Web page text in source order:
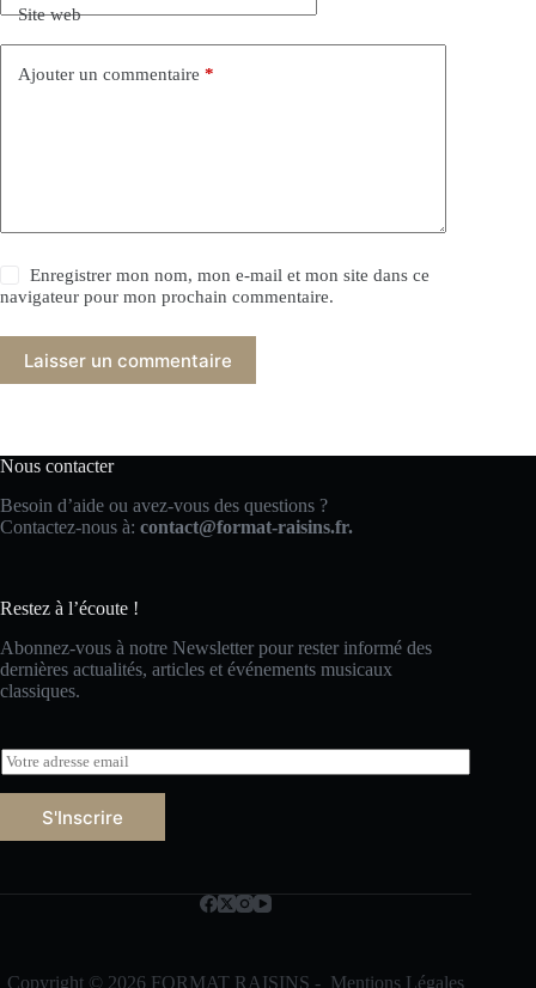
Site web
Ajouter un commentaire *
Enregistrer mon nom, mon e-mail et mon site dans ce
navigateur pour mon prochain commentaire.
Laisser un commentaire
Nous contacter
Besoin d’aide ou avez-vous des questions ?
Contactez-nous à: contact@format-raisins.fr.
Restez à l’écoute !
Abonnez-vous à notre Newsletter pour rester informé des
dernières actualités, articles et événements musicaux
classiques.
E
m
a
l
S'Inscrire
Copyright © 2026 FORMAT RAISINS - Mentions Légales